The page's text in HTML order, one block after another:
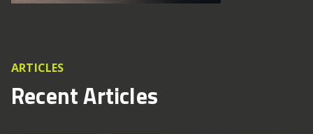
ARTICLES
Recent Articles